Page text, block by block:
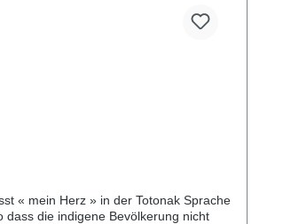
« mein Herz » in der Totonak Sprache
die indigene Bevölkerung nicht